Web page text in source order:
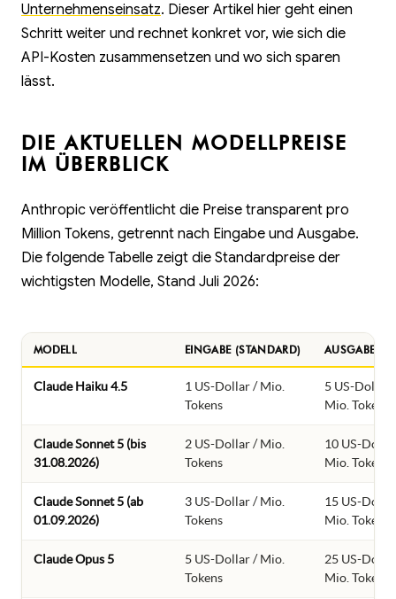
Unternehmenseinsatz. Dieser Artikel hier geht einen
Schritt weiter und rechnet konkret vor, wie sich die
API-Kosten zusammensetzen und wo sich sparen
lässt.
DIE AKTUELLEN MODELLPREISE
IM ÜBERBLICK
Anthropic veröffentlicht die Preise transparent pro
Million Tokens, getrennt nach Eingabe und Ausgabe.
Die folgende Tabelle zeigt die Standardpreise der
wichtigsten Modelle, Stand Juli 2026:
MODELL EINGABE (STANDARD) AUSGABE
Claude Haiku 4.5
1 US-Dollar / Mio.
Tokens
5 US-Dollar /
Mio. Tokens
Claude Sonnet 5 (bis
31.08.2026)
2 US-Dollar / Mio.
Tokens
10 US-
Mio. Tokens
Claude Sonnet 5 (ab
01.09.2026)
3 US-Dollar / Mio.
Tokens
15 US-
Mio. Tokens
Claude Opus 5
5 US-Dollar / Mio.
Tokens
25 US-
Mio. Tokens